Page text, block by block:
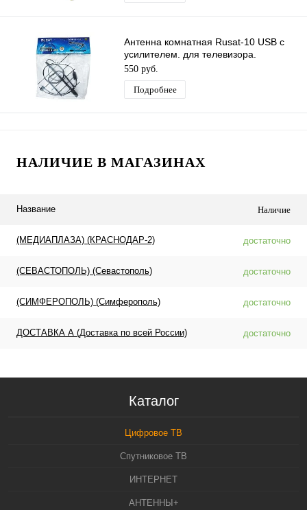
Антенна комнатная Rusat-10 USB с
усилителем. для телевизора.
активная. для дома. для дачи
550 руб.
Подробнее
НАЛИЧИЕ В МАГАЗИНАХ
Название Наличие
(МЕДИАПЛАЗА) (КРАСНОДАР-2) достаточно
(СЕВАСТОПОЛЬ) (Севастополь) достаточно
(СИМФЕРОПОЛЬ) (Симферополь) достаточно
ДОСТАВКА А (Доставка по всей России) достаточно
Каталог
Цифровое ТВ
Спутниковое ТВ
ИНТЕРНЕТ
АНТЕННЫ+